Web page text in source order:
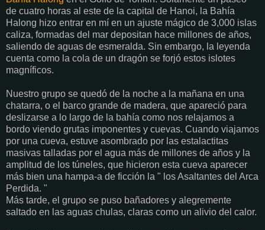
de cuatro horas al este de la capital de Hanoi, la Bahía
Halong hizo entrar en mí en un ajuste mágico de 3,000 islas
caliza, formadas del mar depositan hace millones de años,
saliendo de aguas de esmeralda. Sin embargo, la leyenda
cuenta como la cola de un dragón se forjó estos islotes
magníficos.
Nuestro grupo se quedó de la noche a la mañana en una
chatarra, o el barco grande de madera, que apareció para
deslizarse a lo largo de la bahía como nos relajamos a
bordo viendo grutas imponentes y cuevas. Cuando viajamos
por una cueva, estuve asombrado por las estalactitas
masivas talladas por el agua más de millones de años y la
amplitud de los túneles, que hicieron esta cueva aparecer
más bien una hampa-a de ficción la " los Asaltantes del Arca
Perdida. "
Más tarde, el grupo se puso bañadores y alegremente
saltado en las aguas chulas, claras como un alivio del calor.